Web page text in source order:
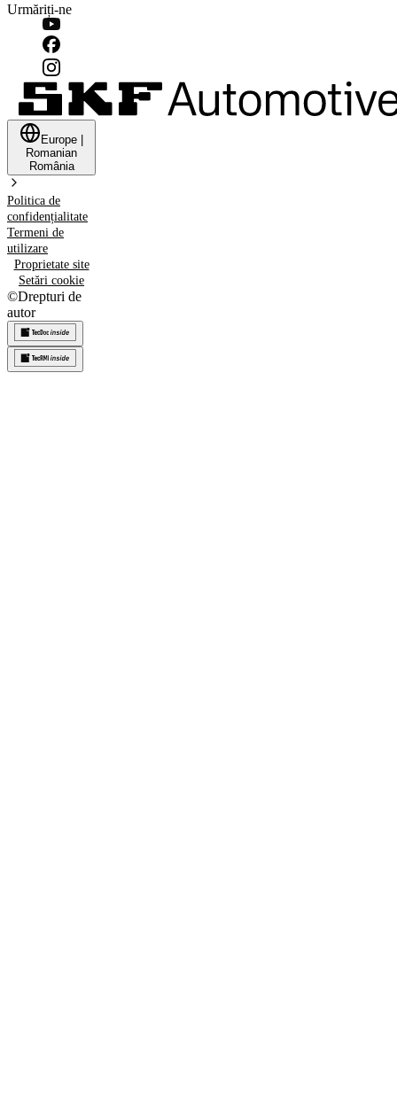
Urmăriți-ne
Europe
Romanian
România
Politica de
confidențialitate
Termeni de
utilizare
Proprietate site
Setări cookie
©Drepturi de
autor